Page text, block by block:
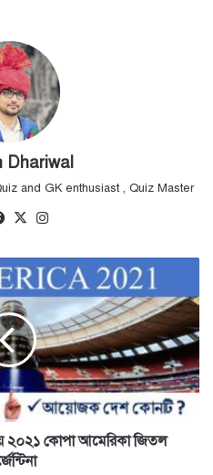
Dhariwal
and GK enthusiast , Quiz Master
Facebook
X
২০২১ কোপা আমেরিকা জিতল